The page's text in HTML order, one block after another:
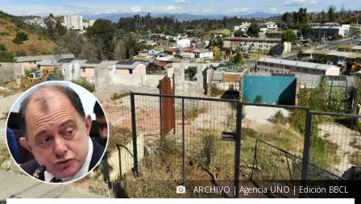
ARCHIVO | Agencia UNO | Edición BBCL